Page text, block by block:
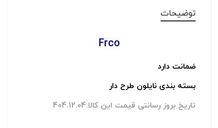
توضیحات
Frco
ضمانت دارد
بسته بندی نایلون طرح دار
تاریخ بروز رسانتی قیمت این کالا:404.12.04